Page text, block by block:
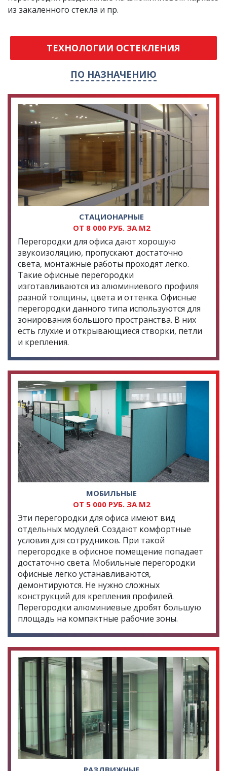
из закаленного стекла и пр.
ТЕХНОЛОГИИ ОСТЕКЛЕНИЯ
ПО НАЗНАЧЕНИЮ
СТАЦИОНАРНЫЕ
ОТ 8 000 РУБ. ЗА М2
Перегородки для офиса дают хорошую
звукоизоляцию, пропускают достаточно
света, монтажные работы проходят легко.
Такие офисные перегородки
изготавливаются из алюминиевого профиля
разной толщины, цвета и оттенка. Офисные
перегородки данного типа используются для
зонирования большого пространства. В них
есть глухие и открывающиеся створки, петли
и крепления.
МОБИЛЬНЫЕ
ОТ 5 000 РУБ. ЗА М2
Эти перегородки для офиса имеют вид
отдельных модулей. Создают комфортные
условия для сотрудников. При такой
перегородке в офисное помещение попадает
достаточно света. Мобильные перегородки
офисные легко устанавливаются,
демонтируются. Не нужно сложных
конструкций для крепления профилей.
Перегородки алюминиевые дробят большую
площадь на компактные рабочие зоны.